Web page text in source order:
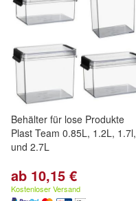
Behälter für lose Produkte
Plast Team 0.85L, 1.2L, 1.7l,
und 2.7L
ab 10,15 €
Kostenloser Versand